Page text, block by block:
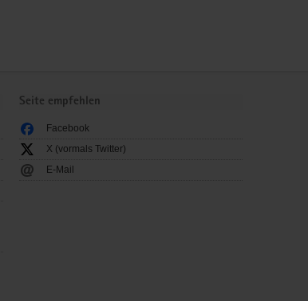
Seite empfehlen
Facebook
X (vormals Twitter)
E-Mail